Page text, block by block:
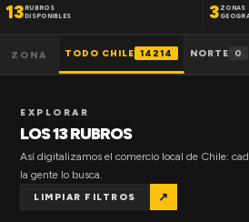
13RUBROS
DISPONIBLES
3 ZONAS
ZONA TODO CHILE 14214 NORTE 0
EXPLORAR
LOS 13 RUBROS
Así digitalizamos el comercio local de Chile:
la gente lo busca.
LIMPIAR FILTROS ↗